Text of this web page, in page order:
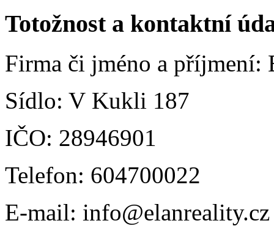
Totožnost a kontaktní
Firma či jméno a
Sídlo: V Kukli 187
IČO: 28946901
Telefon: 604700022
E-mail: info@elanreality.cz